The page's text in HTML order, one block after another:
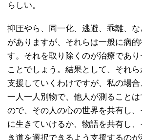
らしい。
抑圧やら、同一化、逃避、乖離、
がありますが、それらは一般に病的
す。それを取り除くのが治療であり
ことでしょう。結果として、それ
支援していくわけですが、私の場
一人一人別物で、他人が測ること
ので、その人の心の世界を共有し
に生きていけるか、物語を共有し
き道を選択できるよう支援するの